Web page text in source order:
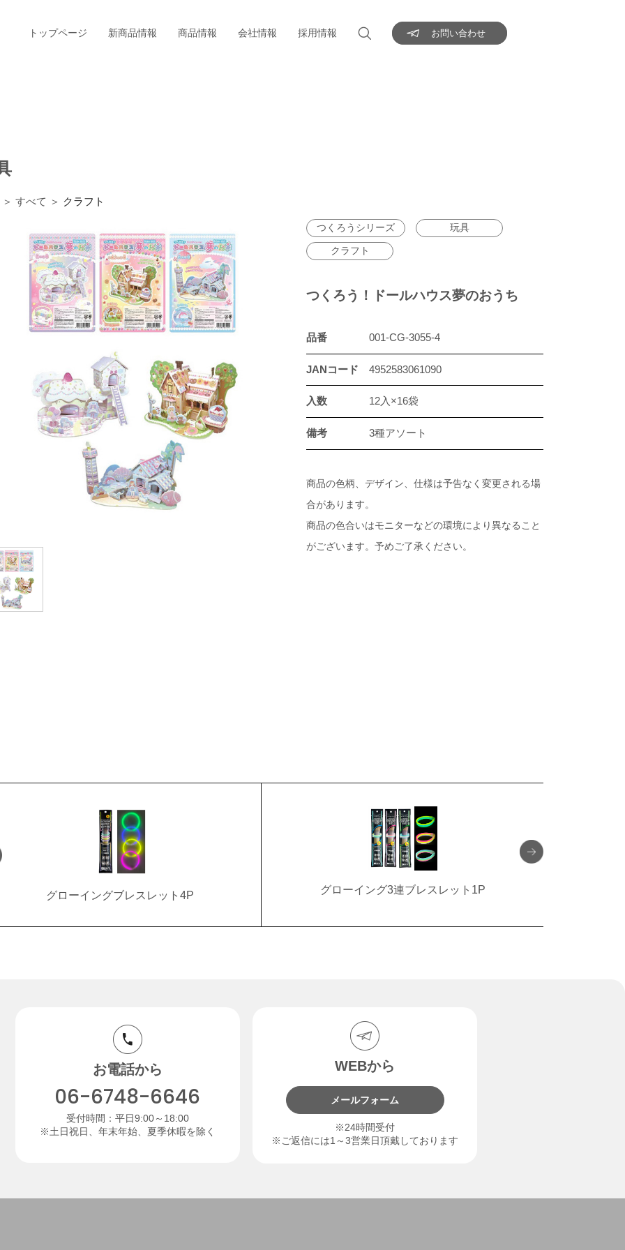
トップページ 新商品情報 商品情報 会社情報 採用情報 お問い合わせ
＞ すべて ＞ クラフト
つくろうシリーズ 玩具
クラフト
つくろう！ドールハウス夢のおうち
品番 001-CG-3055-4
JANコード 4952583061090
入数 12入×16袋
備考 3種アソート
商品の色柄、デザイン、仕様は予告なく変更される場
合があります。
商品の色合いはモニターなどの環境により異なること
がございます。予めご了承ください。
グローイングブレスレット4P グローイング3連ブレスレット1P
お電話から
06-6748-6646
受付時間：平日9:00～18:00
※土日祝日、年末年始、夏季休暇を除く
WEBから
メールフォーム
※24時間受付
※ご返信には1～3営業日頂戴しております